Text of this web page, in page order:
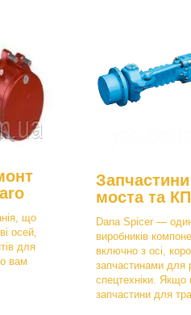
що
осей,
для
вам
моста та
Dana Spicer —
виробників
включно з осі,
запчастинами для
спецтехніки. Якщо
запчастини для